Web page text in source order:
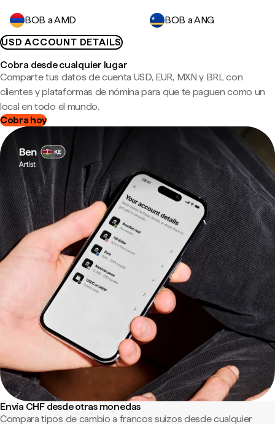
BOB a AMD
BOB a ANG
USD ACCOUNT DETAILS
Cobra desde cualquier lugar
Comparte tus datos de cuenta USD, EUR, MXN y BRL con
clientes y plataformas de nómina para que te paguen como un
local en todo el mundo.
Cobra hoy
Envía CHF desde otras monedas
Compara tipos de cambio a francos suizos desde cualquier